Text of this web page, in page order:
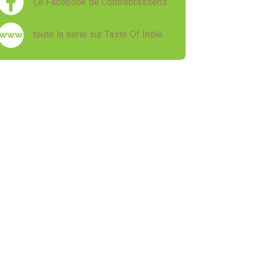
toute la série sur Taste Of Indie